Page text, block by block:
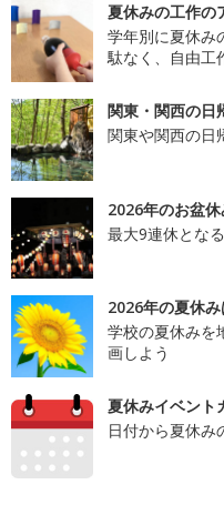
夏休みの工作の
学年別に夏休み
駄なく、自由工
関東・関西の日
関東や関西の日
2026年のお盆
最大9連休とな
2026年の夏休
学校の夏休みを
画しよう
夏休みイベント
日付から夏休み